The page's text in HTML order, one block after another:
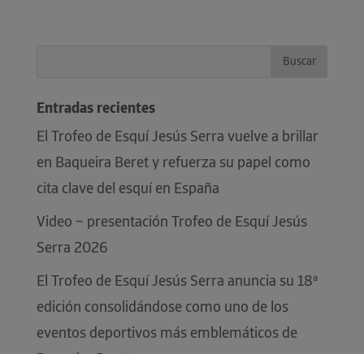
Entradas recientes
El Trofeo de Esquí Jesús Serra vuelve a brillar
en Baqueira Beret y refuerza su papel como
cita clave del esquí en España
Video – presentación Trofeo de Esquí Jesús
Serra 2026
El Trofeo de Esquí Jesús Serra anuncia su 18ª
edición consolidándose como uno de los
eventos deportivos más emblemáticos de